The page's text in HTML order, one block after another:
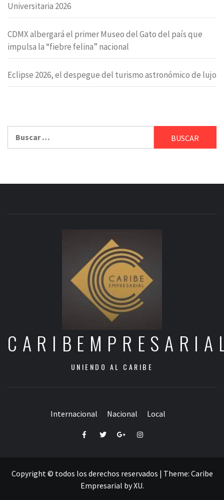
Universitaria 2026
CDMX albergará el primer Museo del Gato del país que
impulsa la “fiebre felina” nacional
Eclipse 2026, el despegue del turismo astronómico de lujo
UNIENDO AL CARIBE
Internacional Nacional Local
FacebookTwitterGoogle+Instagram
Copyright © todos los derechos reservados | Theme: Caribe
Empresarial byXU.